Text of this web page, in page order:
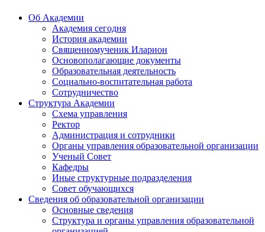
Об Академии
Академия сегодня
История академии
Священномученик Иларион
Основополагающие документы
Образовательная деятельность
Социально-воспитательная работа
Сотрудничество
Структура Академии
Схема управления
Ректор
Администрация и сотрудники
Органы управления образовательной организации
Ученый Совет
Кафедры
Иные структурные подразделения
Совет обучающихся
Сведения об образовательной организации
Основные сведения
Структура и органы управления образовательной